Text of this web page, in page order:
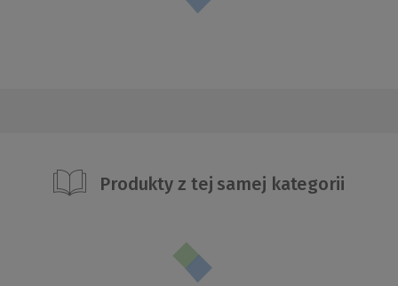
Produkty z tej samej kategorii